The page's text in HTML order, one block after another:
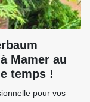
Mamer au
temps !
pour vos